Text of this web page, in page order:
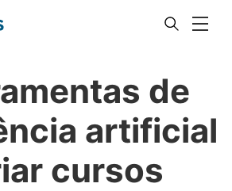
de
artificial
cursos